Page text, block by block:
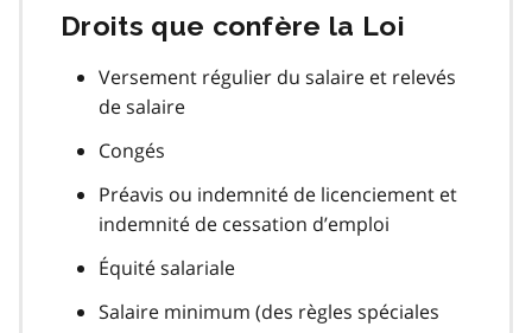
Droits que confère la Loi
Versement régulier du salaire et relevés
de salaire
Congés
Préavis ou indemnité de licenciement et
indemnité de cessation d’emploi
Équité salariale
Salaire minimum (des règles spéciales